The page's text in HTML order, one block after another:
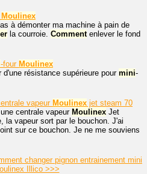
Moulinex
à démonter ma machine à pain de
la courroie. Commentenlever le fond
-four Moulinex
d'une résistance supérieure pour mini-
vapeur Moulinex jet steam 70
centrale vapeur Moulinex Jet
la vapeur sort par le bouchon. J'ai
sur ce bouchon. Je ne me souviens
changer pignon entrainement mini
Illico >>>